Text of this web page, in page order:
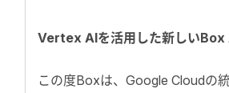
Vertex AIを活用した新しいBox
この度Boxは、Google Cloudの